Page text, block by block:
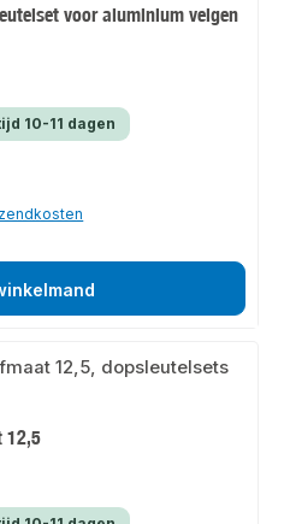
voor aluminium velgen
10-11 dagen
12,5